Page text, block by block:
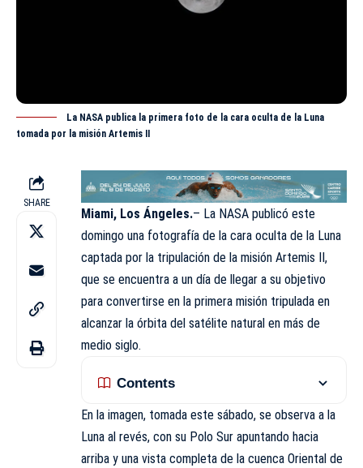
La NASA publica la primera foto de la cara oculta de la Luna
tomada por la misión Artemis II
SHARE
Miami, Los Ángeles.– La NASA publicó este
domingo una fotografía de la cara oculta de la Luna
captada por la tripulación de la misión Artemis II,
que se encuentra a un día de llegar a su objetivo
para convertirse en la primera misión tripulada en
alcanzar la órbita del satélite natural en más de
medio siglo.
Contents
En la imagen, tomada este sábado, se observa a la
Luna al revés, con su Polo Sur apuntando hacia
arriba y una vista completa de la cuenca Oriental de